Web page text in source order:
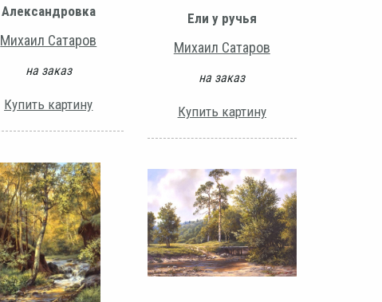
Александровка
Михаил Сатаров
на заказ
Купить картину
Ели у ручья
Михаил Сатаров
на заказ
Купить картину